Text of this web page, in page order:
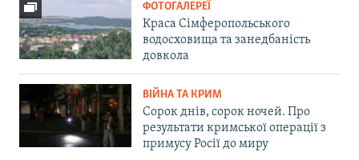
ФОТОГАЛЕРЕЇ
Краса Сімферопольського
водосховища та занедбаність
довкола
ВІЙНА ТА КРИМ
Сорок днів, сорок ночей. Про
результати кримської операції з
примусу Росії до миру